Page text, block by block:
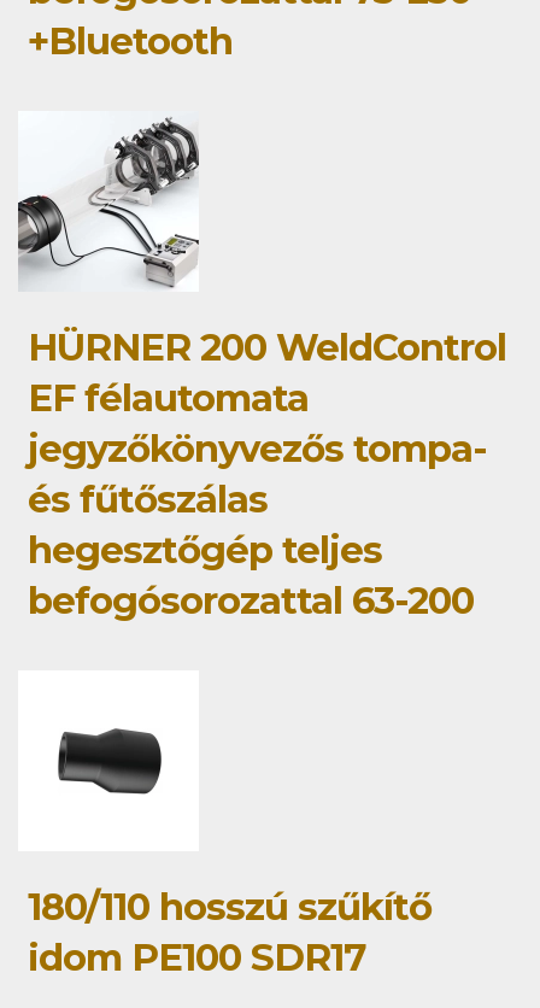
+Bluetooth
HÜRNER 200 WeldControl
EF félautomata
jegyzőkönyvezős tompa-
és fűtőszálas
hegesztőgép teljes
befogósorozattal 63-200
180/110 hosszú szűkítő
idom PE100 SDR17